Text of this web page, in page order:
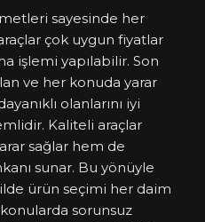
sayesinde her
çok uygun fiyatlar
işlemi yapılabilir. Son
ve her konuda yarar
olanlarını iyi
Kaliteli araçlar
sağlar hem de
sunar. Bu yönüyle
ürün seçimi her daim
sorunsuz